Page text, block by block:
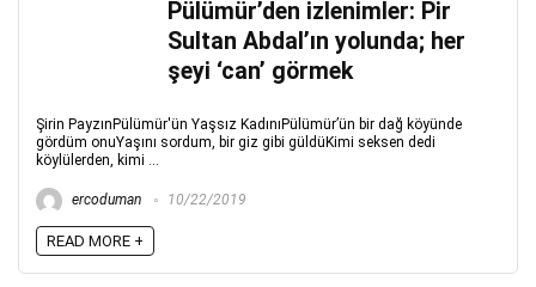
Pülümür’den izlenimler: Pir
Sultan Abdal’ın yolunda; her
şeyi ‘can’ görmek
Şirin PayzınPülümür'ün Yaşsız KadınıPülümür’ün bir dağ köyünde
gördüm onuYaşını sordum, bir giz gibi güldüKimi seksen dedi
köylülerden, kimi ...
ercoduman 10/22/2019
READ MORE +